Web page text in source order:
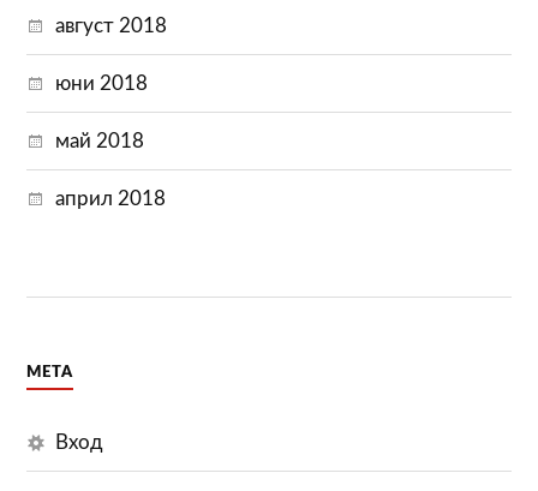
август 2018
юни 2018
май 2018
април 2018
МЕТА
Вход